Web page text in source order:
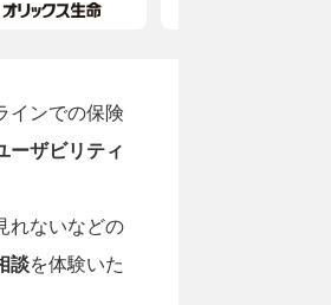
インでの保険
ーザビリティ
れないなどの
談を体験いた